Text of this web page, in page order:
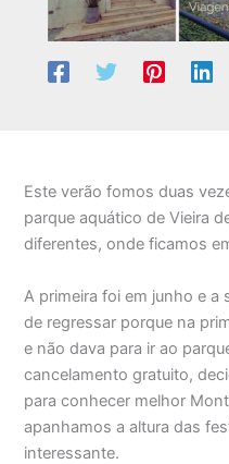
Este verão fomos duas
parque aquático de Vieira
diferentes, onde ficamos
A primeira foi em junho e
de regressar porque na
e não dava para ir ao
cancelamento gratuito,
para conhecer melhor
apanhamos a altura das
interessante.